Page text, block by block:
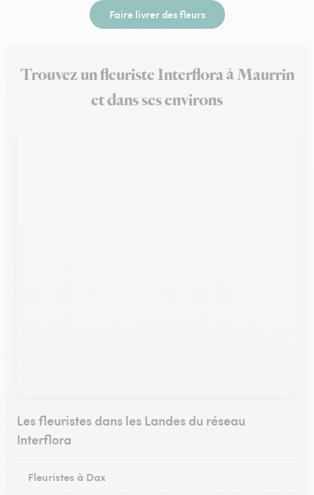
Faire livrer des fleurs
Trouvez un fleuriste Interflora à Maurrin
et dans ses environs
Les fleuristes dans les Landes du réseau
Interflora
Fleuristes à Dax